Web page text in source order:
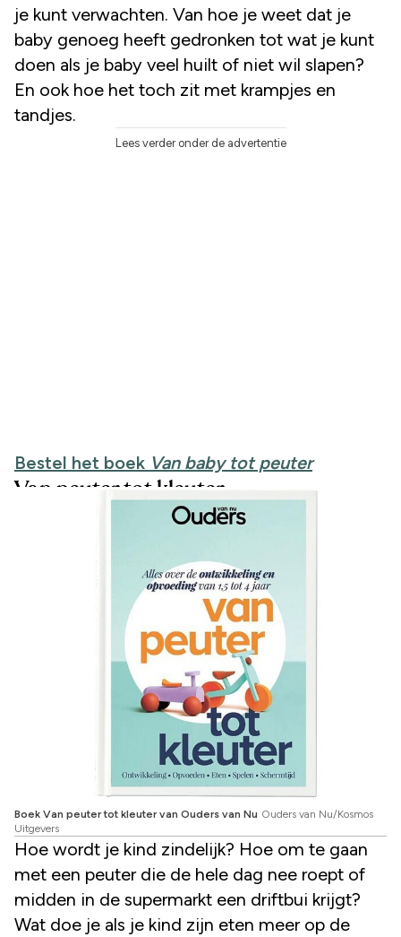
je kunt verwachten. Van hoe je weet dat je
baby genoeg heeft gedronken tot wat je kunt
doen als je baby veel huilt of niet wil slapen?
En ook hoe het toch zit met krampjes en
tandjes.
Lees verder onder de advertentie
Bestel het boek Van baby tot peuter
Van peuter tot kleuter
Boek Van peuter tot kleuter van Ouders van Nu Ouders van Nu/Kosmos
Uitgevers
Hoe wordt je kind zindelijk? Hoe om te gaan
met een peuter die de hele dag nee roept of
midden in de supermarkt een driftbui krijgt?
Wat doe je als je kind zijn eten meer op de